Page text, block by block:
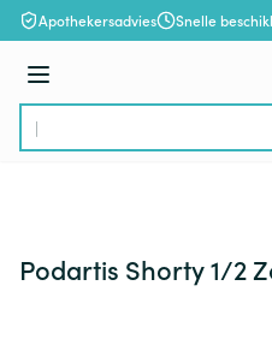
Ga naar de inhoud
Apothekersadvies Snelle
Menu
Product, merk, categorie...
Podartis Shorty 1/2